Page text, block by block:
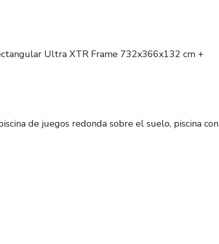
Ultra XTR Frame 732x366x132 cm +
de juegos redonda sobre el suelo, piscina con